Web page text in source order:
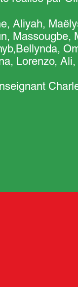
Aliyah,
Massougbe,
Lorenzo,